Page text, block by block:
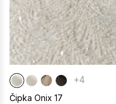
+4
Čipka Onix 17